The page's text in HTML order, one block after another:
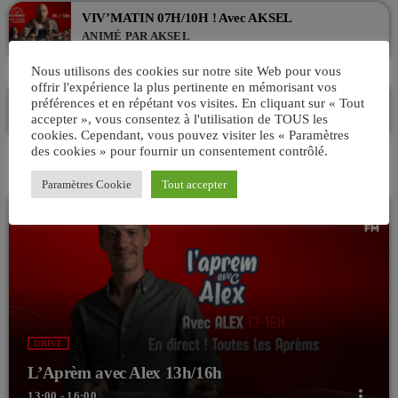
VIV’MATIN 07H/10H ! Avec AKSEL
ANIMÉ PAR AKSEL
La playlist VIV’FM
MUSIC NON-STOP
10:00 - 13:00
DRIVE
L’Aprèm avec Alex 13h/16h
Nous utilisons des cookies sur notre site Web pour vous
offrir l'expérience la plus pertinente en mémorisant vos
préférences et en répétant vos visites. En cliquant sur « Tout
accepter », vous consentez à l'utilisation de TOUS les
cookies. Cependant, vous pouvez visiter les « Paramètres
des cookies » pour fournir un consentement contrôlé.
Paramètres Cookie Tout accepter